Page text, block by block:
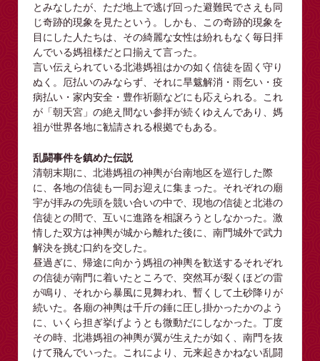
とみなしたが、ただ地上で逃げ回った避難民でさえも同
じ奇跡的現象を見たという。しかも、この奇跡的現象を
目にした人たちは、その綺麗な女性は紛れもなく毎日拝
んでいる媽祖様だと口揃えて言った。
言い伝えられている北港媽祖はかの如く信徒を固く守り
ぬく。厄払いのみならず、それに旱魃解消・雨乞い・疫
病払い・家内安全・豊作祈願などにも応えられる。これ
が「朝天宮」の絶え間ない参拝が続くゆえんであり、媽
祖が世界各地に勧請される根拠でもある。
乱闘事件を鎮めた伝説
清朝末期に、北港媽祖の神輿が台南地区を巡行した際
に、各地の信徒も一同お迎えに集まった。それぞれの廟
宇が拝みの先頭を競い合いの中で、現地の信徒と北港の
信徒との間で、互いに進路を相譲ろうとしなかった。激
情した双方は神輿が城から離れた後に、南門城外で武力
解決を挑む口約を交した。
昼過ぎに、帰途に向かう媽祖の神輿を歓送するそれぞれ
の信徒が南門に着いたところで、突然耳が裂くほどの雷
が鳴り、それから暴風に見舞われ、暫くして土砂降りが
続いた。各廟の神輿は千斤の錘に圧し掛かったかのよう
に、いくら担ぎ挙げようとも微動だにしなかった。丁度
その時、北港媽祖の神輿が翼が生えたが如く、南門を抜
けて飛んでいった。これにより、元来起きかねない乱闘